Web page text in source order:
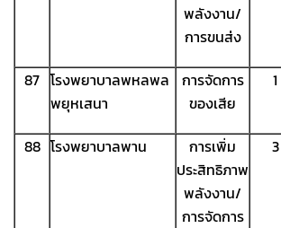
พลังงาน/
การขนส่ง
87 โรงพยาบาลพหลพล
พยุหเสนา
การจัดการ
ของเสีย
1
88 โรงพยาบาลพาน
การเพิ่ม
ประสิทธิภาพ
พลังงาน/
การจัดการ
3